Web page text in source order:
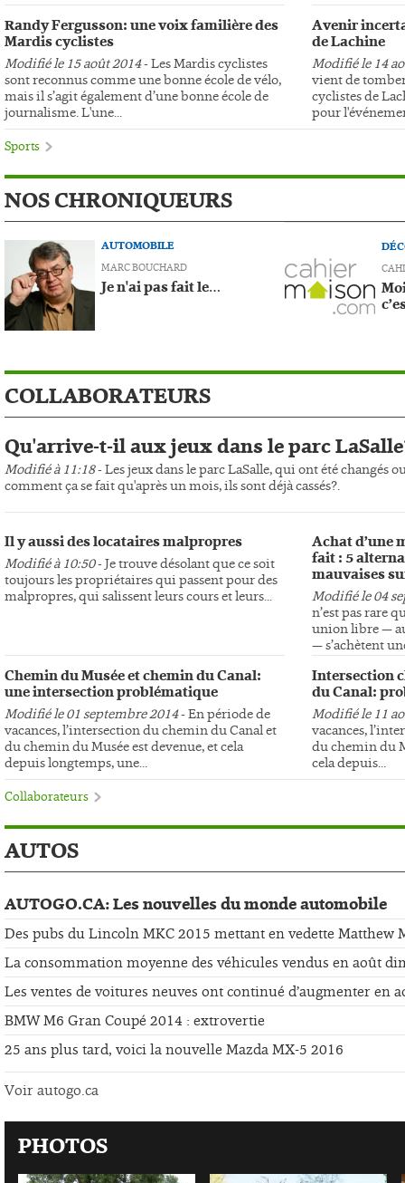
Randy Fergusson: une voix familière des
Mardis cyclistes
Modifié le 15 août 2014- Les Mardis cyclistes
sont reconnus comme une bonne école de vélo,
mais il s’agit également d’une bonne école de
journalisme. L'une...
Avenir
de Lachine
Modifié le 14
vient de
cyclistes de
pour
Sports
NOS CHRONIQUEURS
AUTOMOBILE
MARC BOUCHARD
Je n'ai pas fait le…
COLLABORATEURS
Qu'arrive-t-il aux jeux dans le parc
Modifié à 11:18- Les jeux dans le parc LaSalle, qui ont été changés
comment ça se fait qu'après un mois, ils sont déjà cassés?.
Il y aussi des locataires malpropres
Modifié à 10:50- Je trouve désolant que ce soit
toujours les propriétaires qui passent pour des
malpropres, qui salissent leurs cours et leurs...
Chemin du Musée et chemin du Canal:
une intersection problématique
Modifié le 01 septembre 2014- En période de
vacances, l’intersection du chemin du Canal et
du chemin du Musée est devenue, et cela
depuis longtemps, une...
Achat d’une
fait : 5
mauvaises
Modifié le 04
n’est pas rare
union libre —
— s’achètent
Intersection
du Canal:
Modifié le 11
vacances,
du chemin du
cela depuis...
Collaborateurs
AUTOS
AUTOGO.CA: Les nouvelles du monde automobile
Des pubs du Lincoln MKC 2015 mettant en vedette Matthew
La consommation moyenne des véhicules vendus en août
Les ventes de voitures neuves ont continué d’augmenter en
BMW M6 Gran Coupé 2014 : extrovertie
25 ans plus tard, voici la nouvelle Mazda MX-5 2016
Voir autogo.ca
PHOTOS